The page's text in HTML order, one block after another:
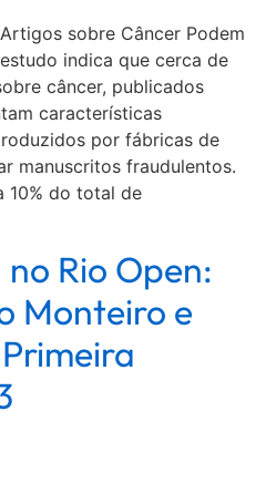
sobre Câncer Podem
indica que cerca de
câncer, publicados
características
por fábricas de
manuscritos fraudulentos.
10% do total de
Rio Open:
Monteiro e